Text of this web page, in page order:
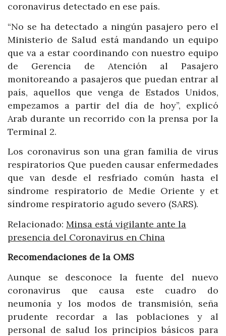
coronavirus detectado en ese país.
“No se ha detectado a ningún pasajero pero el
Ministerio de Salud está mandando un equipo
que va a estar coordinando con nuestro equipo
de Gerencia de Atención al Pasajero
monitoreando a pasajeros que puedan entrar al
país, aquellos que venga de Estados Unidos,
empezamos a partir del día de hoy”, explicó
Arab durante un recorrido con la prensa por la
Terminal 2.
Los coronavirus son una gran familia de virus
respiratorios Que pueden causar enfermedades
que van desde el resfriado común hasta el
síndrome respiratorio de Medie Oriente y et
síndrome respiratorio agudo severo (SARS).
Relacionado: Minsa está vigilante ante la
presencia del Coronavirus en China
Recomendaciones de la OMS
Aunque se desconoce la fuente del nuevo
coronavirus que causa este cuadro do
neumonía y los modos de transmisión, seña
prudente recordar a las poblaciones y al
personal de salud los principios básicos para